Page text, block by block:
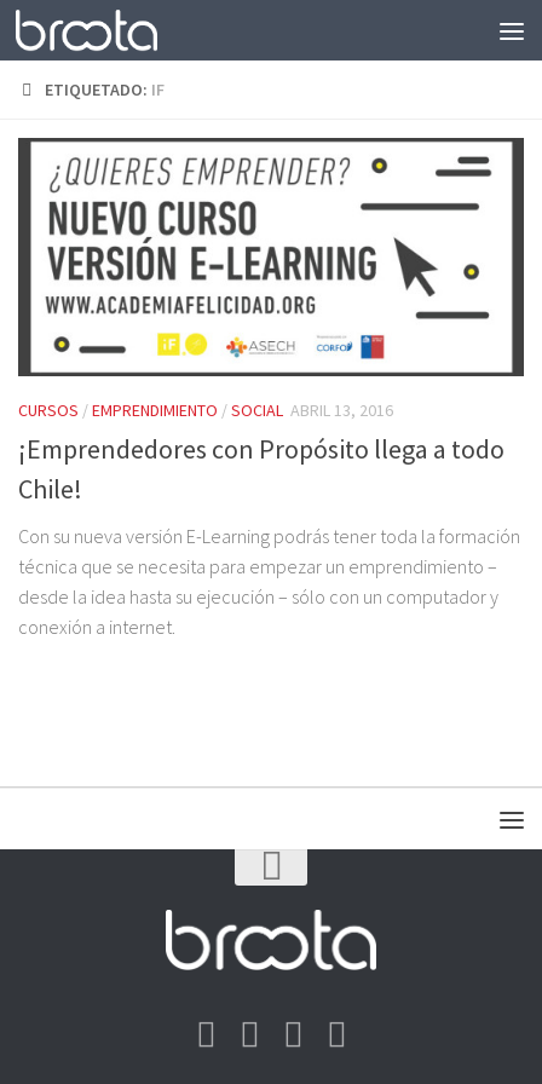
Saltar al contenido
ETIQUETADO: IF
CURSOS /EMPRENDIMIENTO /SOCIAL ABRIL 13, 2016
¡Emprendedores con Propósito llega a todo
Chile!
Con su nueva versión E-Learning podrás tener toda la formación
técnica que se necesita para empezar un emprendimiento –
desde la idea hasta su ejecución – sólo con un computador y
conexión a internet.